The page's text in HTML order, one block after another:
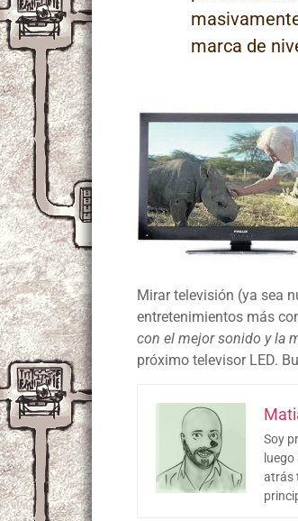
marca de
Mirar televisión (ya sea
entretenimientos más
con el mejor sonido y la
próximo televisor LED.
Soy
atrás